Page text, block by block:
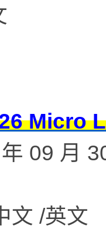
Micro
09 月
文 /英文